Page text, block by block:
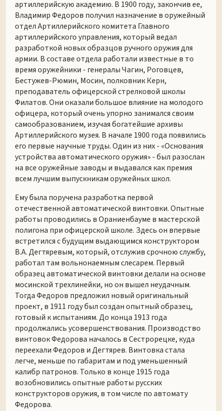
артиллерийскую академию. В 1900 году, закончив ее,
Владимир Федоров получил назначение в оружейный
отдел Артиллерийского комитета Главного
артиллерийского управления, который ведал
разработкой новых образцов ручного оружия для
армии. В составе отдела работали известные в то
время оружейники - генералы Чагин, Роговцев,
Бестужев-Рюмин, Мосин, полковник Керн,
преподаватель офицерской стрелковой школы
Филатов. Они оказали большое влияние на молодого
офицера, который очень упорно занимался своим
самообразованием, изучая богатейшие архивы
Артиллерийского музея. В начале 1900 года появились
его первые научные труды. Один из них - «Основания
устройства автоматического оружия» - был разослан
на все оружейные заводы и выдавался как премия
всем лучшим выпускникам оружейных школ.
Ему была поручена разработка первой
отечественной автоматической винтовки. Опытные
работы проводились в Ораниенбауме в мастерской
полигона при офицерской школе. Здесь он впервые
встретился с будущим выдающимся конструктором
В.А. Дегтяревым, который, отслужив срочною службу,
работал там вольнонаемным слесарем. Первый
образец автоматической винтовки делали на основе
мосинской трехлинейки, но он вышел неудачным.
Тогда Федоров предложил новый оригинальный
проект, в 1911 году был создан опытный образец,
готовый к испытаниям. До конца 1913 года
продолжались усовершенствования. Производство
винтовок Федорова началось в Сестрорецке, куда
переехали Федоров и Дегтярев. Винтовка стала
легче, меньше по габаритам и под уменьшенный
калибр патронов. Только в конце 1915 года
возобновились опытные работы русских
конструкторов оружия, в том числе по автомату
Федорова.